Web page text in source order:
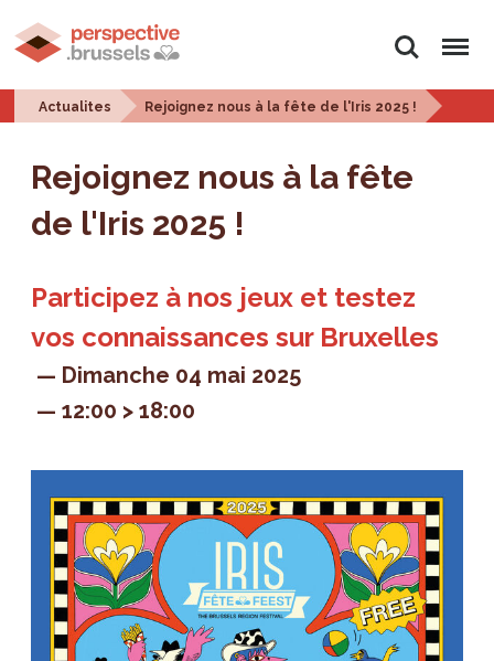
Rechercher
Menu
Actualites Rejoignez nous à la fête de l'Iris 2025 !
Rejoignez nous à la fête
de l'Iris 2025 !
Participez à nos jeux et testez
vos connaissances sur Bruxelles
Dimanche 04 mai 2025
12:00 > 18:00